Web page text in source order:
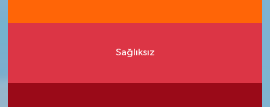
Sağlıksız